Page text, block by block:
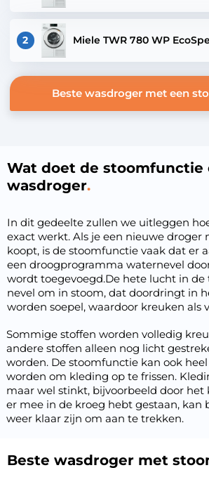
2 Miele TWR 780 WP
Beste wasdroger met een
Wat doet de stoomfunctie
wasdroger
In dit gedeelte zullen we uitleggen
exact werkt. Als je een nieuwe
koopt, is de stoomfunctie vaak dat er
een droogprogramma waternevel
wordt toegevoegd.De hete lucht in
nevel om in stoom, dat doordringt in
worden soepel, waardoor kreuken als
Sommige stoffen worden volledig
andere stoffen alleen nog licht
worden. De stoomfunctie kan ook
worden om kleding op te frissen.
maar wel stinkt, bijvoorbeeld door het
er mee in de kroeg hebt gestaan, kan
weer klaar zijn om aan te trekken.
Beste wasdroger met